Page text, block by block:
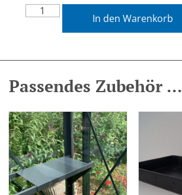
In den Warenkorb
Passendes Zubehör ...